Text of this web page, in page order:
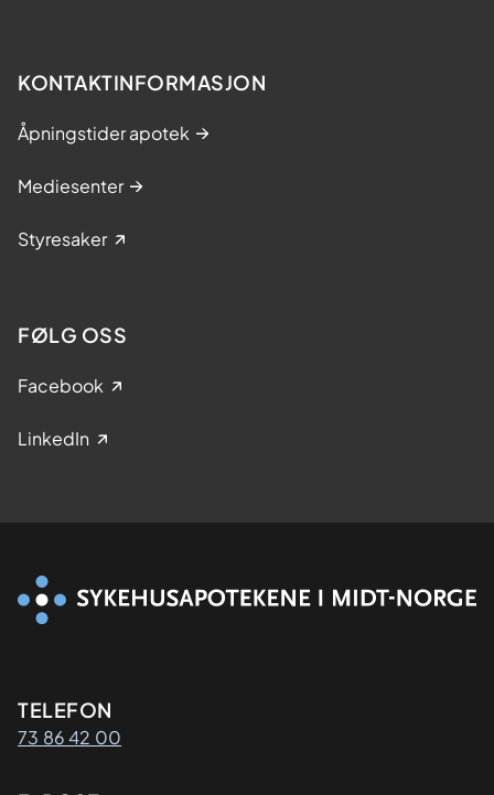
KONTAKTINFORMASJON
Åpningstider apotek
Mediesenter
Styresaker
FØLG OSS
Facebook
LinkedIn
Kontaktinformasjon
TELEFON
73 86 42 00